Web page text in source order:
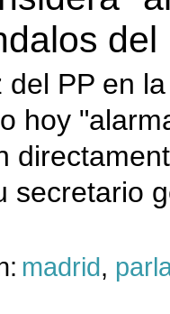
del
del PP en
hoy
secretario
madrid,